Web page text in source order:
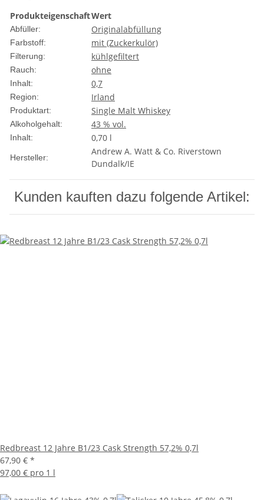
ProdukteigenschaftWert
Abfüller: Originalabfüllung
Farbstoff: mit (Zuckerkulör)
Filterung: kühlgefiltert
Rauch: ohne
Inhalt: 0,7
Region: Irland
Produktart: Single Malt Whiskey
Alkoholgehalt: 43 % vol.
Inhalt: 0,70 l
Hersteller:
Andrew A. Watt & Co. Riverstown
Dundalk/IE
Kunden kauften dazu folgende Artikel:
Redbreast 12 Jahre B1/23 Cask Strength 57,2% 0,7l
67,90 € *
97,00 € pro 1 l